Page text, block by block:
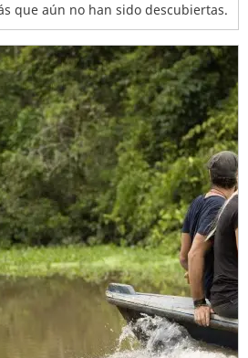
que aún no han sido descubiertas.